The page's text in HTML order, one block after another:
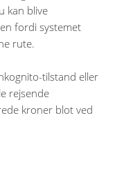
kan blive
fordi systemet
rute.
tilstand eller
rejsende
kroner blot ved